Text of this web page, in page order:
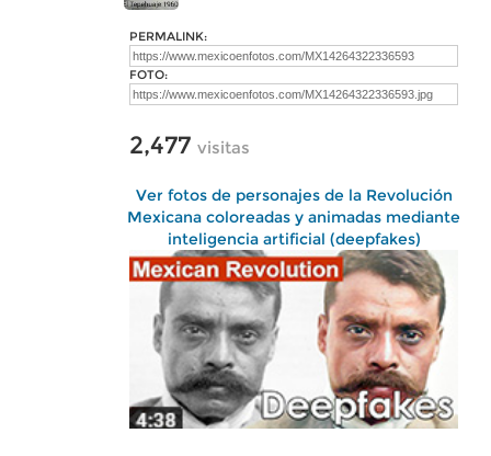
PERMALINK:
FOTO:
2,477 visitas
Ver fotos de personajes de la Revolución
Mexicana coloreadas y animadas mediante
inteligencia artificial (deepfakes)